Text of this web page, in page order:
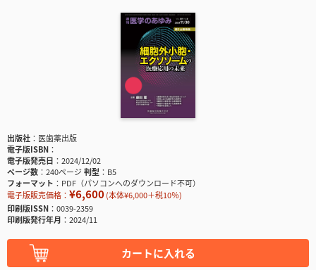
出版社
医歯薬出版
電子版ISBN
電子版発売日
2024/12/02
ページ数
240ページ判型
B5
フォーマット
PDF（パソコンへのダウンロード不可）
電子版販売価格： ¥6,600(本体¥6,000＋税10％)
印刷版ISSN
0039-2359
印刷版発行年月
2024/11
カートに入れる